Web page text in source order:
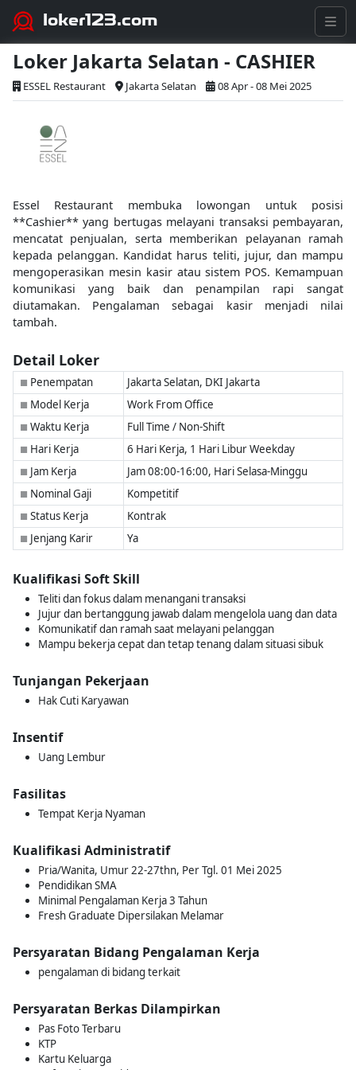
loker123.com
Loker Jakarta Selatan - CASHIER
ESSEL Restaurant Jakarta Selatan 08 Apr - 08 Mei 2025
Essel Restaurant membuka lowongan untuk posisi
**Cashier** yang bertugas melayani transaksi pembayaran,
mencatat penjualan, serta memberikan pelayanan ramah
kepada pelanggan. Kandidat harus teliti, jujur, dan mampu
mengoperasikan mesin kasir atau sistem POS. Kemampuan
komunikasi yang baik dan penampilan rapi sangat
diutamakan. Pengalaman sebagai kasir menjadi nilai
tambah.
Detail Loker
■ Penempatan Jakarta Selatan, DKI Jakarta
■ Model Kerja Work From Office
■ Waktu Kerja Full Time / Non-Shift
■ Hari Kerja 6 Hari Kerja, 1 Hari Libur Weekday
■ Jam Kerja Jam 08:00-16:00, Hari Selasa-Minggu
■ Nominal Gaji Kompetitif
■ Status Kerja Kontrak
■ Jenjang Karir Ya
Kualifikasi Soft Skill
Teliti dan fokus dalam menangani transaksi
Jujur dan bertanggung jawab dalam mengelola uang dan data
Komunikatif dan ramah saat melayani pelanggan
Mampu bekerja cepat dan tetap tenang dalam situasi sibuk
Tunjangan Pekerjaan
Hak Cuti Karyawan
Insentif
Uang Lembur
Fasilitas
Tempat Kerja Nyaman
Kualifikasi Administratif
Pria/Wanita, Umur 22-27thn, Per Tgl. 01 Mei 2025
Pendidikan SMA
Minimal Pengalaman Kerja 3 Tahun
Fresh Graduate Dipersilakan Melamar
Persyaratan Bidang Pengalaman Kerja
pengalaman di bidang terkait
Persyaratan Berkas Dilampirkan
Pas Foto Terbaru
KTP
Kartu Keluarga